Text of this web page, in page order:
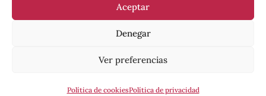
Aceptar
Denegar
Ver preferencias
Política de cookiesPolítica de privacidad